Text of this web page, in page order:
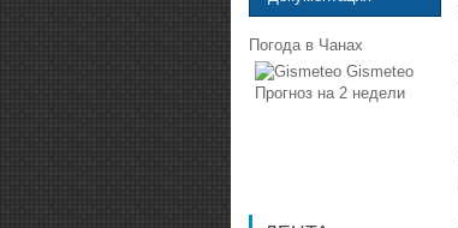
Погода в Чанах
Gismeteo
Прогноз на 2 недели